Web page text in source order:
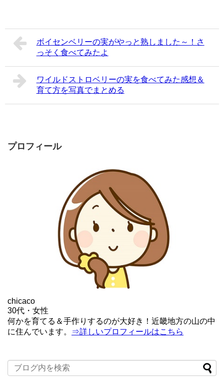
ボイセンベリーの実がやっと熟しました～！さ
っそく食べてみたよ
ワイルドストロベリーの実を食べてみた感想＆
育て方を写真でまとめる
プロフィール
chicaco
30代・女性
何かを育てる＆手作りするのが大好き！近畿地方の山の中
に住んでいます。
⇒詳しいプロフィールはこちら